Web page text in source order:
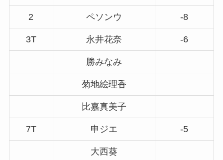
2 ペソンウ -8
3T 永井花奈 -6
勝みなみ
菊地絵理香
比嘉真美子
7T 申ジエ -5
大西葵